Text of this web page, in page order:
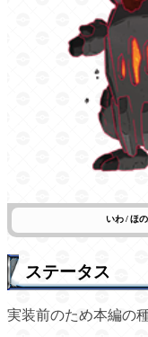
いわ / ほ
ステータス
実装前のため本編の